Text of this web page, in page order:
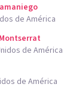
de América
de América
de América